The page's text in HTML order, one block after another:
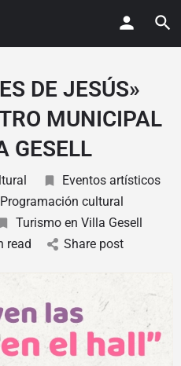
DE JESÚS»
MUNICIPAL
GESELL
Eventos artísticos
Programación cultural
Turismo en Villa Gesell
read Share post